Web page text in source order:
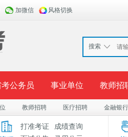
加微信 风格切换
搜索
考公务员 事业单位 教师招
告 报考指导 报名入口
教师招聘 医疗招聘 金融银行
打准考证
成绩查询